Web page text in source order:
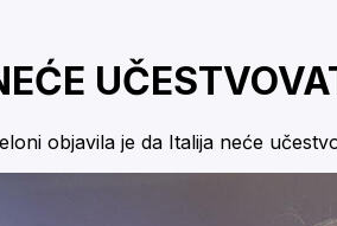
objavila je da Italija neće